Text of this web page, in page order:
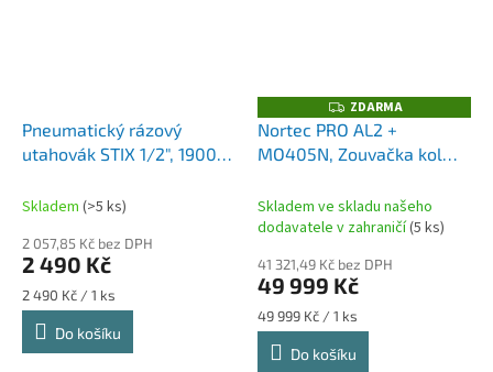
Pneumatický rázový
utahovák STIX 1/2", 1900
Skladem (>5 ks)
2 057,85 Kč bez DPH
2 490 Kč
Měrná
cena:
2 490 Kč / 1 ks
Do košíku
Z
D
A
R
ZDARMA
Nortec PRO AL2 +
MO405N, Zouvačka kol
nákladních automobilů (2-
rychlostní) s přídavným
Skladem ve skladu našeho
dodavatele v zahraničí(5 ks)
41 321,49 Kč bez DPH
49 999 Kč
Měrná
cena:
49 999 Kč / 1 ks
Do košíku